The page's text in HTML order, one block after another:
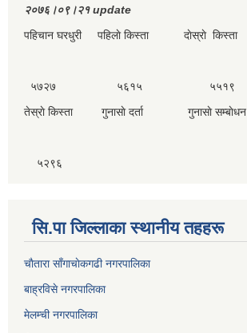
२०७६।०९।२१ update
पहिचान घरधुरी पहिलाे किस्ता दाेस्राे किस्ता
५७२७ ५६१५ ५५१९
तेस्राे किस्ता गुनासाे दर्ता गुनासाे सम्बाेधन
५२९६
सि.पा जिल्लाका स्थानीय तहहरू
चाैतारा साँगाचाेकगढी नगरपालिका
बाह्रविसे नगरपालिका
मेलम्ची नगरपालिका